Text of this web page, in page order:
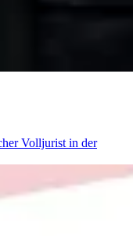
Volljurist in der